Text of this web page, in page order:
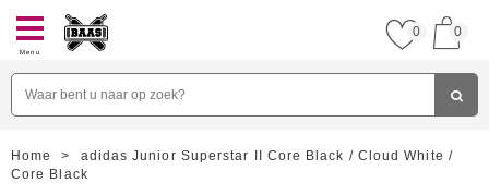
Menu
0 0
Home >
adidas Junior Superstar II Core Black / Cloud White /
Core Black